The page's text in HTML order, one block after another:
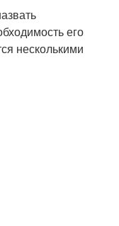
его
несколькими